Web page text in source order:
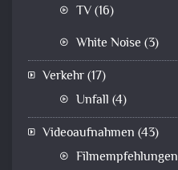
TV(16)
White Noise (3)
Verkehr(17)
Unfall (4)
Videoaufnahmen (43)
Filmempfehlungen